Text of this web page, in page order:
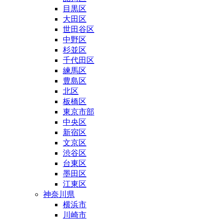
目黒区
大田区
世田谷区
中野区
杉並区
千代田区
練馬区
豊島区
北区
板橋区
東京市部
中央区
新宿区
文京区
渋谷区
台東区
墨田区
江東区
神奈川県
横浜市
川崎市